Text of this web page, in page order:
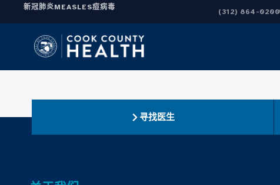
新冠肺炎MEASLES痘病毒
(312) 864-0200
寻找医生